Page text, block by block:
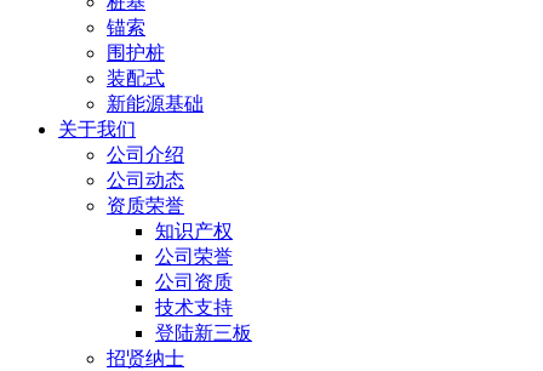
锚索
围护桩
装配式
新能源基础
关于我们
公司介绍
公司动态
资质荣誉
知识产权
公司荣誉
公司资质
技术支持
登陆新三板
招贤纳士